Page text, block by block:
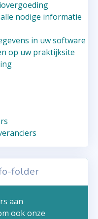
nodige informatie
in uw software
op uw praktijksite
folder
aan
ook onze